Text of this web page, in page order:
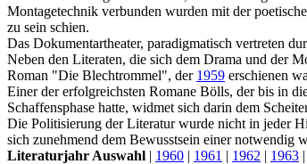
Montagetechnik verbunden wurden mit der
zu sein schien.
Das Dokumentartheater, paradigmatisch vertreten
Neben den Literaten, die sich dem Drama und der
Roman "Die Blechtrommel", der 1959 erschienen
Einer der erfolgreichsten Romane Bölls, der bis in
Schaffensphase hatte, widmet sich darin dem
Die Politisierung der Literatur wurde nicht in jeder
sich zunehmend dem Bewusstsein einer notwendig
Literaturjahr Auswahl | 1960 | 1961 | 1962 | 1963 |